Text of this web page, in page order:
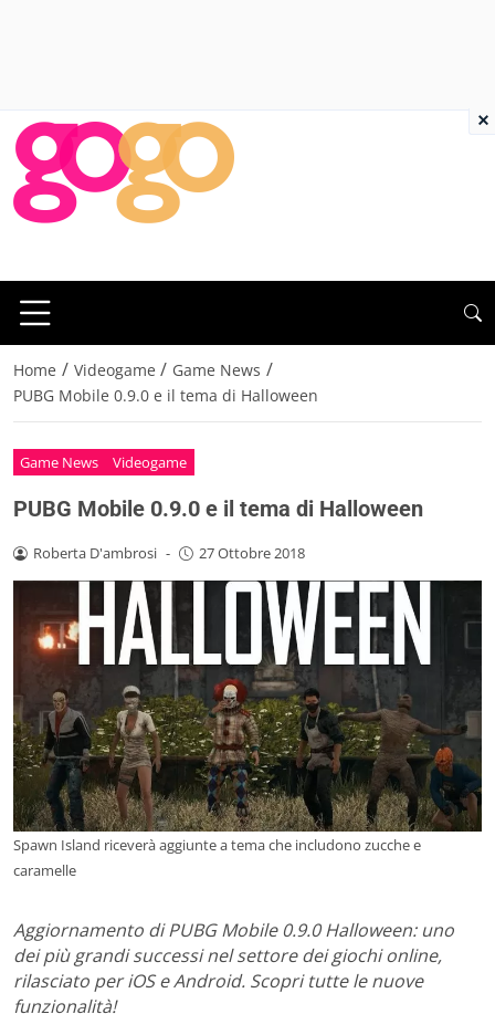
Home / Videogame / Game News /
PUBG Mobile 0.9.0 e il tema di Halloween
Game News Videogame
PUBG Mobile 0.9.0 e il tema di Halloween
Roberta D'ambrosi - 27 Ottobre 2018
Spawn Island riceverà aggiunte a tema che includono zucche e
caramelle
Aggiornamento di PUBG Mobile 0.9.0 Halloween: uno
dei più grandi successi nel settore dei giochi online,
rilasciato per iOS e Android. Scopri tutte le nuove
funzionalità!
×